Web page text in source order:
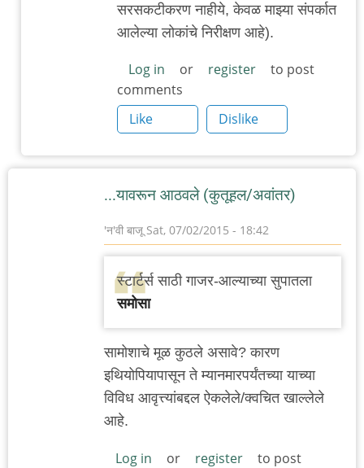
सरसकटीकरण नाहीये, केवळ माझ्या संपर्कात
आलेल्या लोकांचे निरीक्षण आहे).
Log in or register
to post
comments
Like
Dislike
...यावरून आठवले (कुतूहल/अवांतर)
'न'वी बाजूSat, 07/02/2015 - 18:42
स्टार्टर्स साठी गाजर-आल्याच्या सुपातला
समोसा
सामोशाचे मूळ कुठले असावे? कारण
इथियोपियापासून ते म्यानमारपर्यंतच्या याच्या
विविध आवृत्त्यांबद्दल ऐकलेले/क्वचित खाल्लेले
आहे.
Log in or register
to post